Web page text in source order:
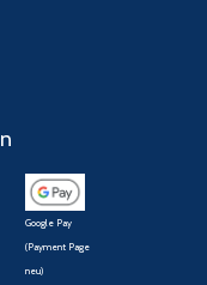
Google Pay
(Payment Page
neu)